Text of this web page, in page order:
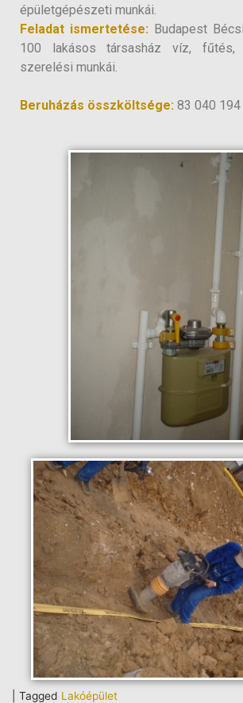
épületgépészeti munkái.
Feladat ismertetése: Budapest
100 lakásos társasház víz, fűtés,
szerelési munkái.
Beruházás összköltsége: 83 040 194
Tagged Lakóépület